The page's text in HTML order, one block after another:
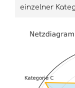
einzelner